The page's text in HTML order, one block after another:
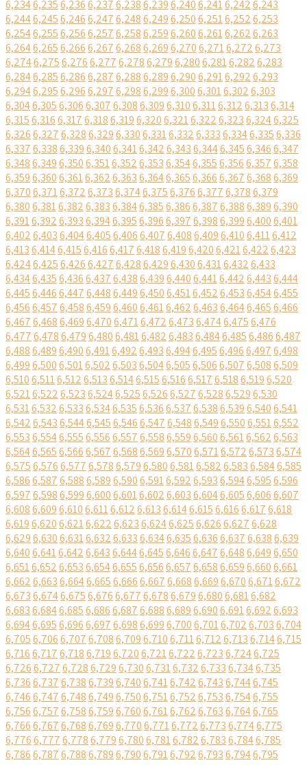
6,2346,2356,2366,2376,2386,2396,2406,2416,2426,243
6,2446,2456,2466,2476,2486,2496,2506,2516,2526,253
6,2546,2556,2566,2576,2586,2596,2606,2616,2626,263
6,2646,2656,2666,2676,2686,2696,2706,2716,2726,273
6,2746,2756,2766,2776,2786,2796,2806,2816,2826,283
6,2846,2856,2866,2876,2886,2896,2906,2916,2926,293
6,2946,2956,2966,2976,2986,2996,3006,3016,3026,303
6,3046,3056,3066,3076,3086,3096,3106,3116,3126,3136,314
6,3156,3166,3176,3186,3196,3206,3216,3226,3236,3246,325
6,3266,3276,3286,3296,3306,3316,3326,3336,3346,3356,336
6,3376,3386,3396,3406,3416,3426,3436,3446,3456,3466,347
6,3486,3496,3506,3516,3526,3536,3546,3556,3566,3576,358
6,3596,3606,3616,3626,3636,3646,3656,3666,3676,3686,369
6,3706,3716,3726,3736,3746,3756,3766,3776,3786,379
6,3806,3816,3826,3836,3846,3856,3866,3876,3886,3896,390
6,3916,3926,3936,3946,3956,3966,3976,3986,3996,4006,401
6,4026,4036,4046,4056,4066,4076,4086,4096,4106,4116,412
6,4136,4146,4156,4166,4176,4186,4196,4206,4216,4226,423
6,4246,4256,4266,4276,4286,4296,4306,4316,4326,433
6,4346,4356,4366,4376,4386,4396,4406,4416,4426,4436,444
6,4456,4466,4476,4486,4496,4506,4516,4526,4536,4546,455
6,4566,4576,4586,4596,4606,4616,4626,4636,4646,4656,466
6,4676,4686,4696,4706,4716,4726,4736,4746,4756,476
6,4776,4786,4796,4806,4816,4826,4836,4846,4856,4866,487
6,4886,4896,4906,4916,4926,4936,4946,4956,4966,4976,498
6,4996,5006,5016,5026,5036,5046,5056,5066,5076,5086,509
6,5106,5116,5126,5136,5146,5156,5166,5176,5186,5196,520
6,5216,5226,5236,5246,5256,5266,5276,5286,5296,530
6,5316,5326,5336,5346,5356,5366,5376,5386,5396,5406,541
6,5426,5436,5446,5456,5466,5476,5486,5496,5506,5516,552
6,5536,5546,5556,5566,5576,5586,5596,5606,5616,5626,563
6,5646,5656,5666,5676,5686,5696,5706,5716,5726,5736,574
6,5756,5766,5776,5786,5796,5806,5816,5826,5836,5846,585
6,5866,5876,5886,5896,5906,5916,5926,5936,5946,5956,596
6,5976,5986,5996,6006,6016,6026,6036,6046,6056,6066,607
6,6086,6096,6106,6116,6126,6136,6146,6156,6166,6176,618
6,6196,6206,6216,6226,6236,6246,6256,6266,6276,628
6,6296,6306,6316,6326,6336,6346,6356,6366,6376,6386,639
6,6406,6416,6426,6436,6446,6456,6466,6476,6486,6496,650
6,6516,6526,6536,6546,6556,6566,6576,6586,6596,6606,661
6,6626,6636,6646,6656,6666,6676,6686,6696,6706,6716,672
6,6736,6746,6756,6766,6776,6786,6796,6806,6816,682
6,6836,6846,6856,6866,6876,6886,6896,6906,6916,6926,693
6,6946,6956,6966,6976,6986,6996,7006,7016,7026,7036,704
6,7056,7066,7076,7086,7096,7106,7116,7126,7136,7146,715
6,7166,7176,7186,7196,7206,7216,7226,7236,7246,725
6,7266,7276,7286,7296,7306,7316,7326,7336,7346,735
6,7366,7376,7386,7396,7406,7416,7426,7436,7446,745
6,7466,7476,7486,7496,7506,7516,7526,7536,7546,755
6,7566,7576,7586,7596,7606,7616,7626,7636,7646,765
6,7666,7676,7686,7696,7706,7716,7726,7736,7746,775
6,7766,7776,7786,7796,7806,7816,7826,7836,7846,785
6,7866,7876,7886,7896,7906,7916,7926,7936,7946,795